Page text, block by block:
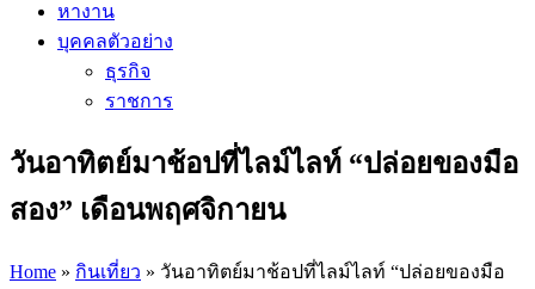
หางาน
บุคคลตัวอย่าง
ธุรกิจ
ราชการ
วันอาทิตย์มาช้อปที่ไลม์ไลท์ “ปล่อยของมือ
สอง” เดือนพฤศจิกายน
Home » กินเที่ยว » วันอาทิตย์มาช้อปที่ไลม์ไลท์ “ปล่อยของมือ